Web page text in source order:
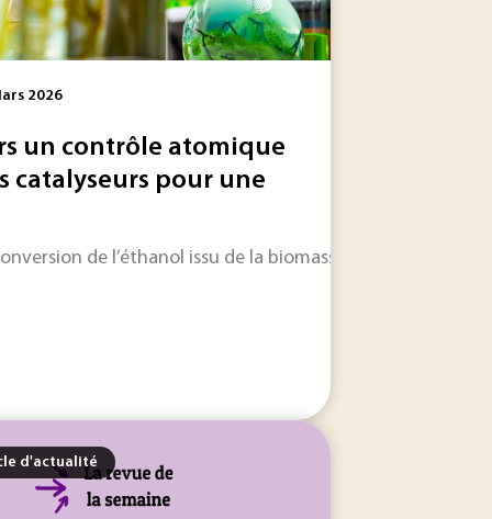
des émissions. Son intérêt dépend toutefois
des secteurs industriels. Elle fragilise les
2026
un contrôle atomique
catalyseurs pour une
de l’éthanol issu de la biomasse en produits
d'actualité